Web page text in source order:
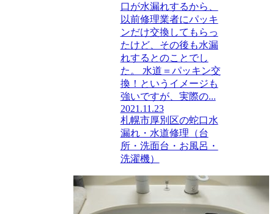
口が水漏れするから、
以前修理業者にパッキ
ンだけ交換してもらっ
たけど、その後も水漏
れするとのことでし
た。 水道＝パッキン交
換！というイメージも
強いですが、実際の...
2021.11.23
札幌市厚別区の蛇口水
漏れ・水道修理（台
所・洗面台・お風呂・
洗濯機）